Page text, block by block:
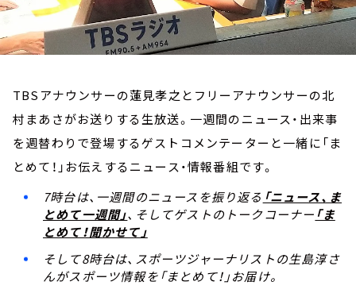
TBSアナウンサーの蓮見孝之とフリーアナウンサーの北
村まあさがお送りする生放送。一週間のニュース・出来事
を週替わりで登場するゲストコメンテーターと一緒に「ま
とめて！」お伝えするニュース・情報番組です。
7時台は、一週間のニュースを振り返る 「ニュース、ま
とめて一週間」、そしてゲストのトークコーナー 「ま
とめて！聞かせて」
そして8時台は、スポーツジャーナリストの生島淳さ
んがスポーツ情報を「まとめて！」お届け。